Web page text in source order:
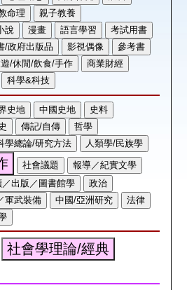
線上報名
申請表單
空間借用
熱門借閱
個人借閱